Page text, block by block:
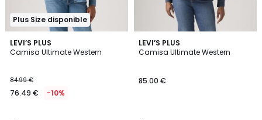
Plus Size disponible
LEVI’S PLUS
Camisa Ultimate Western
84.99 €
76.49 € -10%
5
/
LEVI’S PLUS
Camisa Ultimate Western
85.00 €
5
/